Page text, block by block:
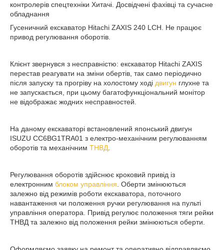
контролерів спецтехніки Хитачі. Досвідчені фахівці та сучасне
обладнання
Гусеничний екскаватор Hitachi ZAXIS 240 LCH. Не працює
привод регулювання оборотів.
Клієнт звернувся з несправністю: екскаватор Hitachi ZAXIS
перестав реагувати на зміни обертів, так само періодично
після запуску та прогріву на холостому ході двигун глухне та
не запускається, при цьому багатофункціональний монітор
не відображає жодних несправностей.
На даному екскаваторі встановлений японський двигун
ISUZU CC6BG1TRA01 з електро-механічним регулюванням
оборотів та механічним ТНВД
Регулювання оборотів здійснює кроковий привід із
електронним блоком управління . Оберти змінюються
залежно від режимів роботи екскаватора, поточного
навантаження чи положення ручки регулювання на пульті
управління оператора. Привід регулює положення тяги рейки
ТНВД та залежно від положення рейки змінюються оберти.